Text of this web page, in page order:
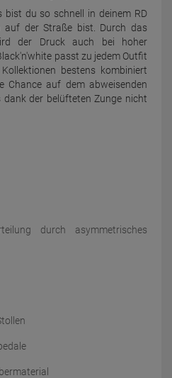
bist du so schnell in deinem RD
auf der Straße bist. Durch das
der Druck auch bei hoher
passt zu jedem Outfit
bestens kombiniert
Chance auf dem abweisenden
dank der belüfteten Zunge nicht
durch asymmetrisches